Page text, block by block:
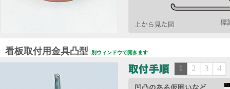
看板取付用金具凸型 別ウィンドウで開きます